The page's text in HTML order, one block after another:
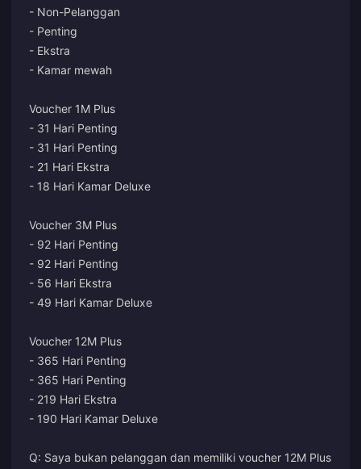
- Non-Pelanggan
- Penting
- Ekstra
- Kamar mewah
Voucher 1M Plus
- 31 Hari Penting
- 31 Hari Penting
- 21 Hari Ekstra
- 18 Hari Kamar Deluxe
Voucher 3M Plus
- 92 Hari Penting
- 92 Hari Penting
- 56 Hari Ekstra
- 49 Hari Kamar Deluxe
Voucher 12M Plus
- 365 Hari Penting
- 365 Hari Penting
- 219 Hari Ekstra
- 190 Hari Kamar Deluxe
Q: Saya bukan pelanggan dan memiliki voucher 12M Plus